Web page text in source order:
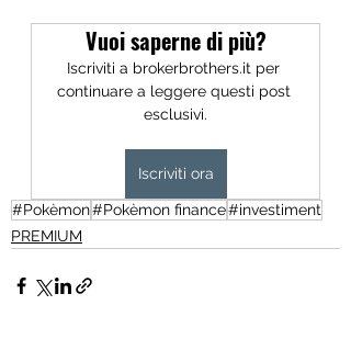
Vuoi saperne di più?
Iscriviti a brokerbrothers.it per
continuare a leggere questi post
esclusivi.
Iscriviti ora
#Pokèmon#Pokèmon finance#investiment
PREMIUM